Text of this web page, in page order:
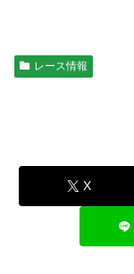
レース情報
X